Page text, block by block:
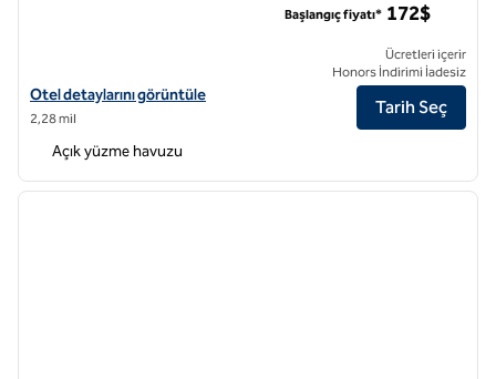
DoubleTree by Hilton Alana - Waikiki Beach için otel detaylarını
Otel detaylarını görüntüle
2,28 mil
Başlangıç fiyatı* 172$
Ücretleri içerir
Honors İndirimi İadesiz
Tarih Seç
Açık yüzme havuzu
1 / 12